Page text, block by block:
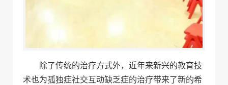
除了传统的治疗方式外，近年来新兴的教育技
术也为孤独症社交互动缺乏症的治疗带来了新的希